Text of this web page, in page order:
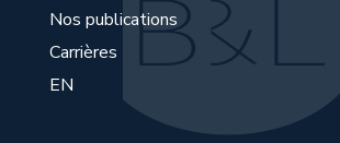
Nos publications
Carrières
EN